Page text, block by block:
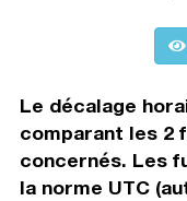
Le décalage
comparant les 2
concernés. Les
la norme UTC